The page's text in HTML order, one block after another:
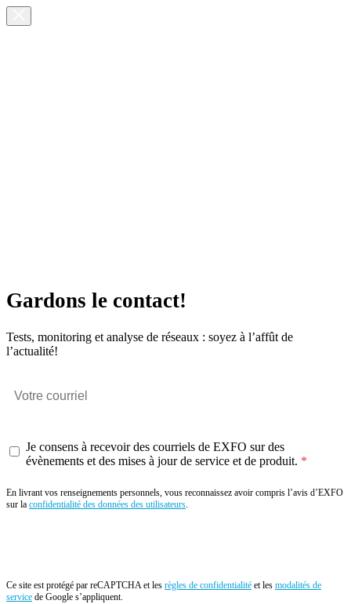
Gardons le contact!
Tests, monitoring et analyse de réseaux : soyez à l’affût de
l’actualité!
Je consens à recevoir des courriels de EXFO sur des
évènements et des mises à jour de service et de produit.
En livrant vos renseignements personnels, vous reconnaissez avoir compris l’avis d’EXFO
sur la confidentialité des données des utilisateurs.
Ce site est protégé par reCAPTCHA et les règles de confidentialité et les modalités de
service de Google s’appliquent.